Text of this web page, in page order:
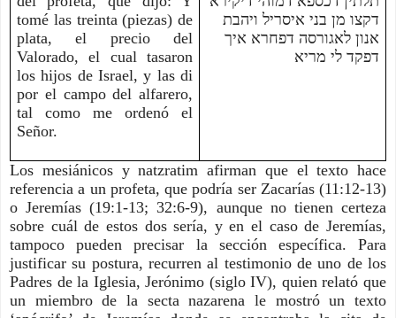
tomé las treinta (piezas) de
plata, el precio del
Valorado, el cual tasaron
los hijos de Israel, y las di
por el campo del alfarero,
tal como me ordenó el
Señor.
דקצו מן בני איסריל ויהבת
אנון לאגורסה דפחרא איך
דפקד לי מריא
Los mesiánicos y natzratim afirman que el texto hace
referencia a un profeta, que podría ser Zacarías (11:12-13)
o Jeremías (19:1-13; 32:6-9), aunque no tienen certeza
sobre cuál de estos dos sería, y en el caso de Jeremías,
tampoco pueden precisar la sección específica. Para
justificar su postura, recurren al testimonio de uno de los
Padres de la Iglesia, Jerónimo (siglo IV), quien relató que
un miembro de la secta nazarena le mostró un texto